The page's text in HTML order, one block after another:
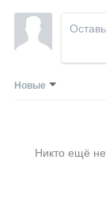
Новые
Никто ещё